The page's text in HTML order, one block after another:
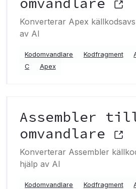
Konverterar Apex
av AI
Kodomvandlare Kodfragment
C
Apex
Assembler
omvandlare
Konverterar Assembler
hjälp av AI
Kodomvandlare Kodfragment